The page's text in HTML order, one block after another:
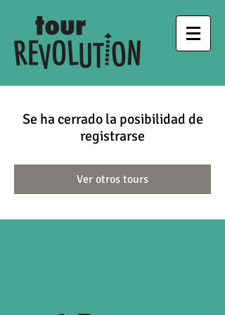
Se ha cerrado la posibilidad de
registrarse
Ver otros tours